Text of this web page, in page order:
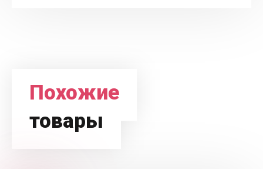
Похожие
товары